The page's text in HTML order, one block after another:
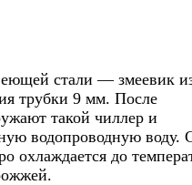
стали — змеевик
трубки 9 мм. После
такой чиллер и
водопроводную воду.
охлаждается до